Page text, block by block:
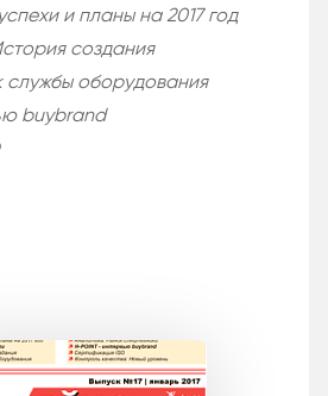
и планы на 2017 год
создания
службы оборудования
buybrand